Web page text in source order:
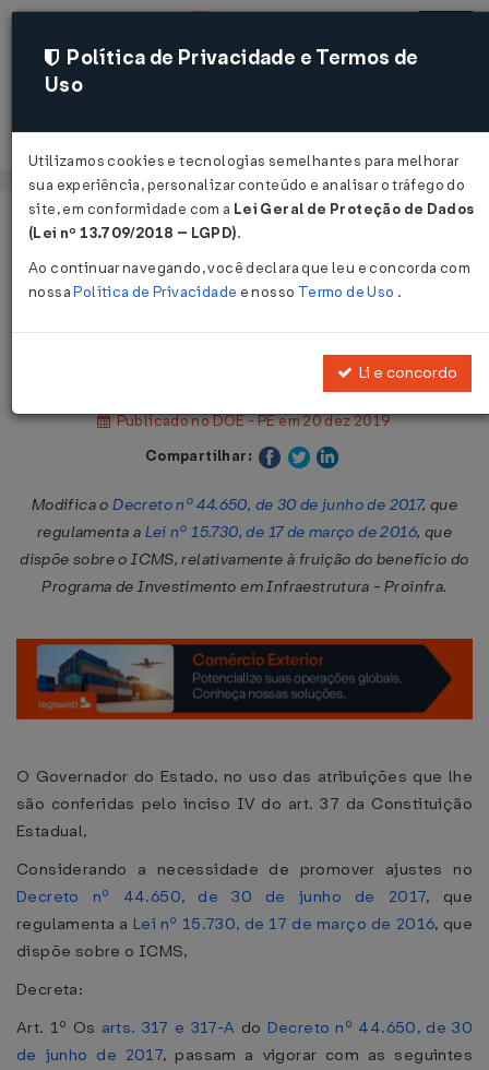
Acessar
Página Inicial
Legislações
Decreto Nº 48440 DE 19/12/2019
Publicado no DOE - PE em 20 dez 2019
Compartilhar:
Modifica oDecreto nº 44.650, de 30 de junho de 2017, que
regulamenta a Lei nº 15.730, de 17 de março de 2016, que
dispõe sobre o ICMS, relativamente à fruição do benefício do
Programa de Investimento em Infraestrutura - Proinfra.
O Governador do Estado, no uso das atribuições que lhe
são conferidas pelo inciso IV do art. 37 da Constituição
Estadual,
Considerando a necessidade de promover ajustes no
Decreto nº 44.650, de 30 de junho de 2017, que
regulamenta a Lei nº 15.730, de 17 de março de 2016, que
dispõe sobre o ICMS,
Decreta:
Art. 1º Os arts. 317 e 317-A do Decreto nº 44.650, de 30
de junho de 2017, passam a vigorar com as seguintes
Política de Privacidade e Termos de
Uso
Utilizamos cookies e tecnologias semelhantes para melhorar
sua experiência, personalizar conteúdo e analisar o tráfego do
site, em conformidade com a Lei Geral de Proteção de Dados
(Lei nº 13.709/2018 – LGPD).
Ao continuar navegando, você declara que leu e concorda com
nossaPolítica de Privacidade e nosso Termo de Uso .
Li e concordo